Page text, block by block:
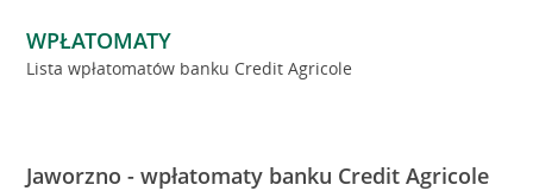
WPŁATOMATY
Lista wpłatomatów banku Credit Agricole
Jaworzno - wpłatomaty banku Credit Agricole